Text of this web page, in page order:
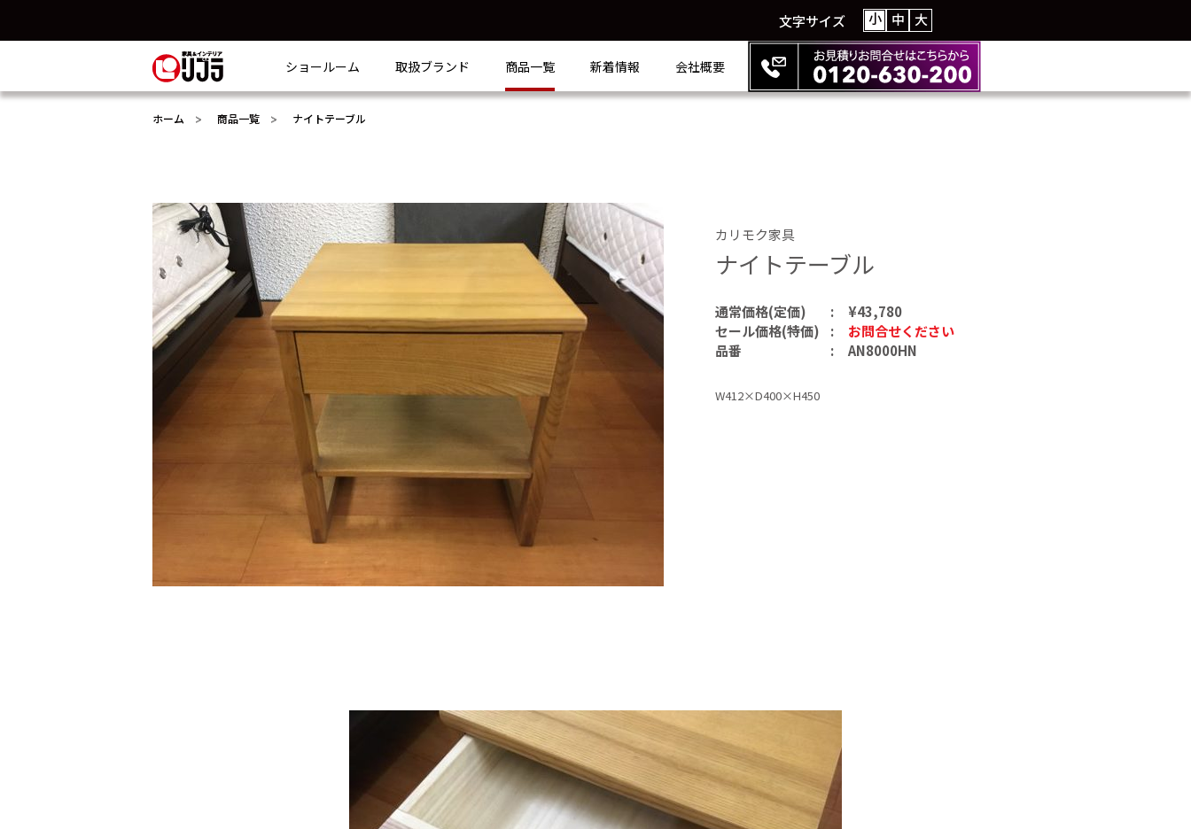
文字サイズ 小 中 大
ショールーム 取扱ブランド 商品一覧 新着情報 会社概要
ホーム 商品一覧 ナイトテーブル
カリモク家具
ナイトテーブル
通常価格(定価)
¥43,780
セール価格(特価)
お問合せください
品番
AN8000HN
W412×D400×H450